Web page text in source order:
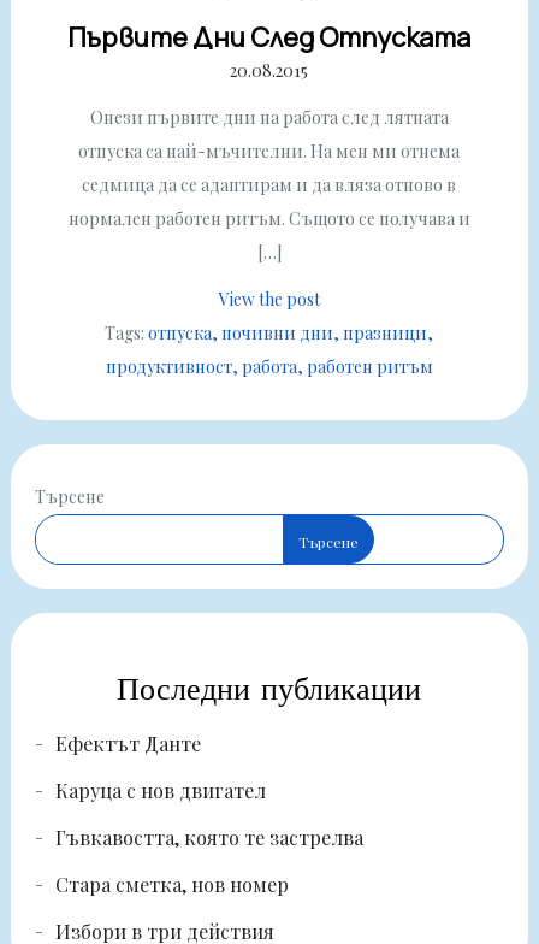
Първите Дни След Отпуската
20.08.2015
Онези първите дни на работа след лятната
отпуска са най-мъчителни. На мен ми отнема
седмица да се адаптирам и да вляза отново в
нормален работен ритъм. Същото се получава и
[…]
View the post
Tags:отпуска почивни дни празници
продуктивност работа работен ритъм
Търсене
Търсене
Последни публикации
Ефектът Данте
Каруца с нов двигател
Гъвкавостта, която те застрелва
Стара сметка, нов номер
Избори в три действия